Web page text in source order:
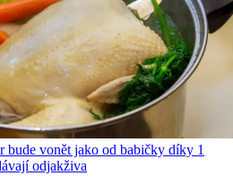
vonět jako od babičky díky 1
odjakživa